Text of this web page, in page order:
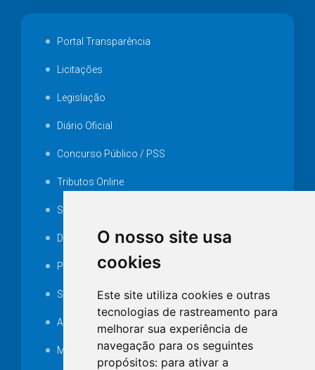
O nosso site usa
cookies
Este site utiliza cookies e outras
tecnologias de rastreamento para
melhorar sua experiência de
navegação para os seguintes
propósitos: para ativar a
Portal Transparência
Licitações
Legislação
Diário Oficial
Concurso Público / PSS
Tributos Online
Serviços ISS-E
Decretos
Portarias
SAMAE
Audiência pública
MANUTENÇÃO DE ILUMINAÇÃO PÚBLICA